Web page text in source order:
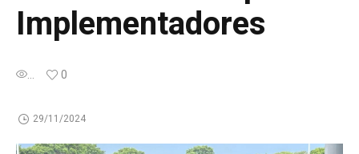
Implementadores
... 0
29/11/2024